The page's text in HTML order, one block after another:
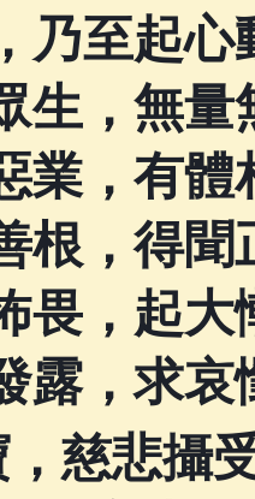
乃至起
生，無
業，有
根，得
畏，起
露，求哀
慈悲攝